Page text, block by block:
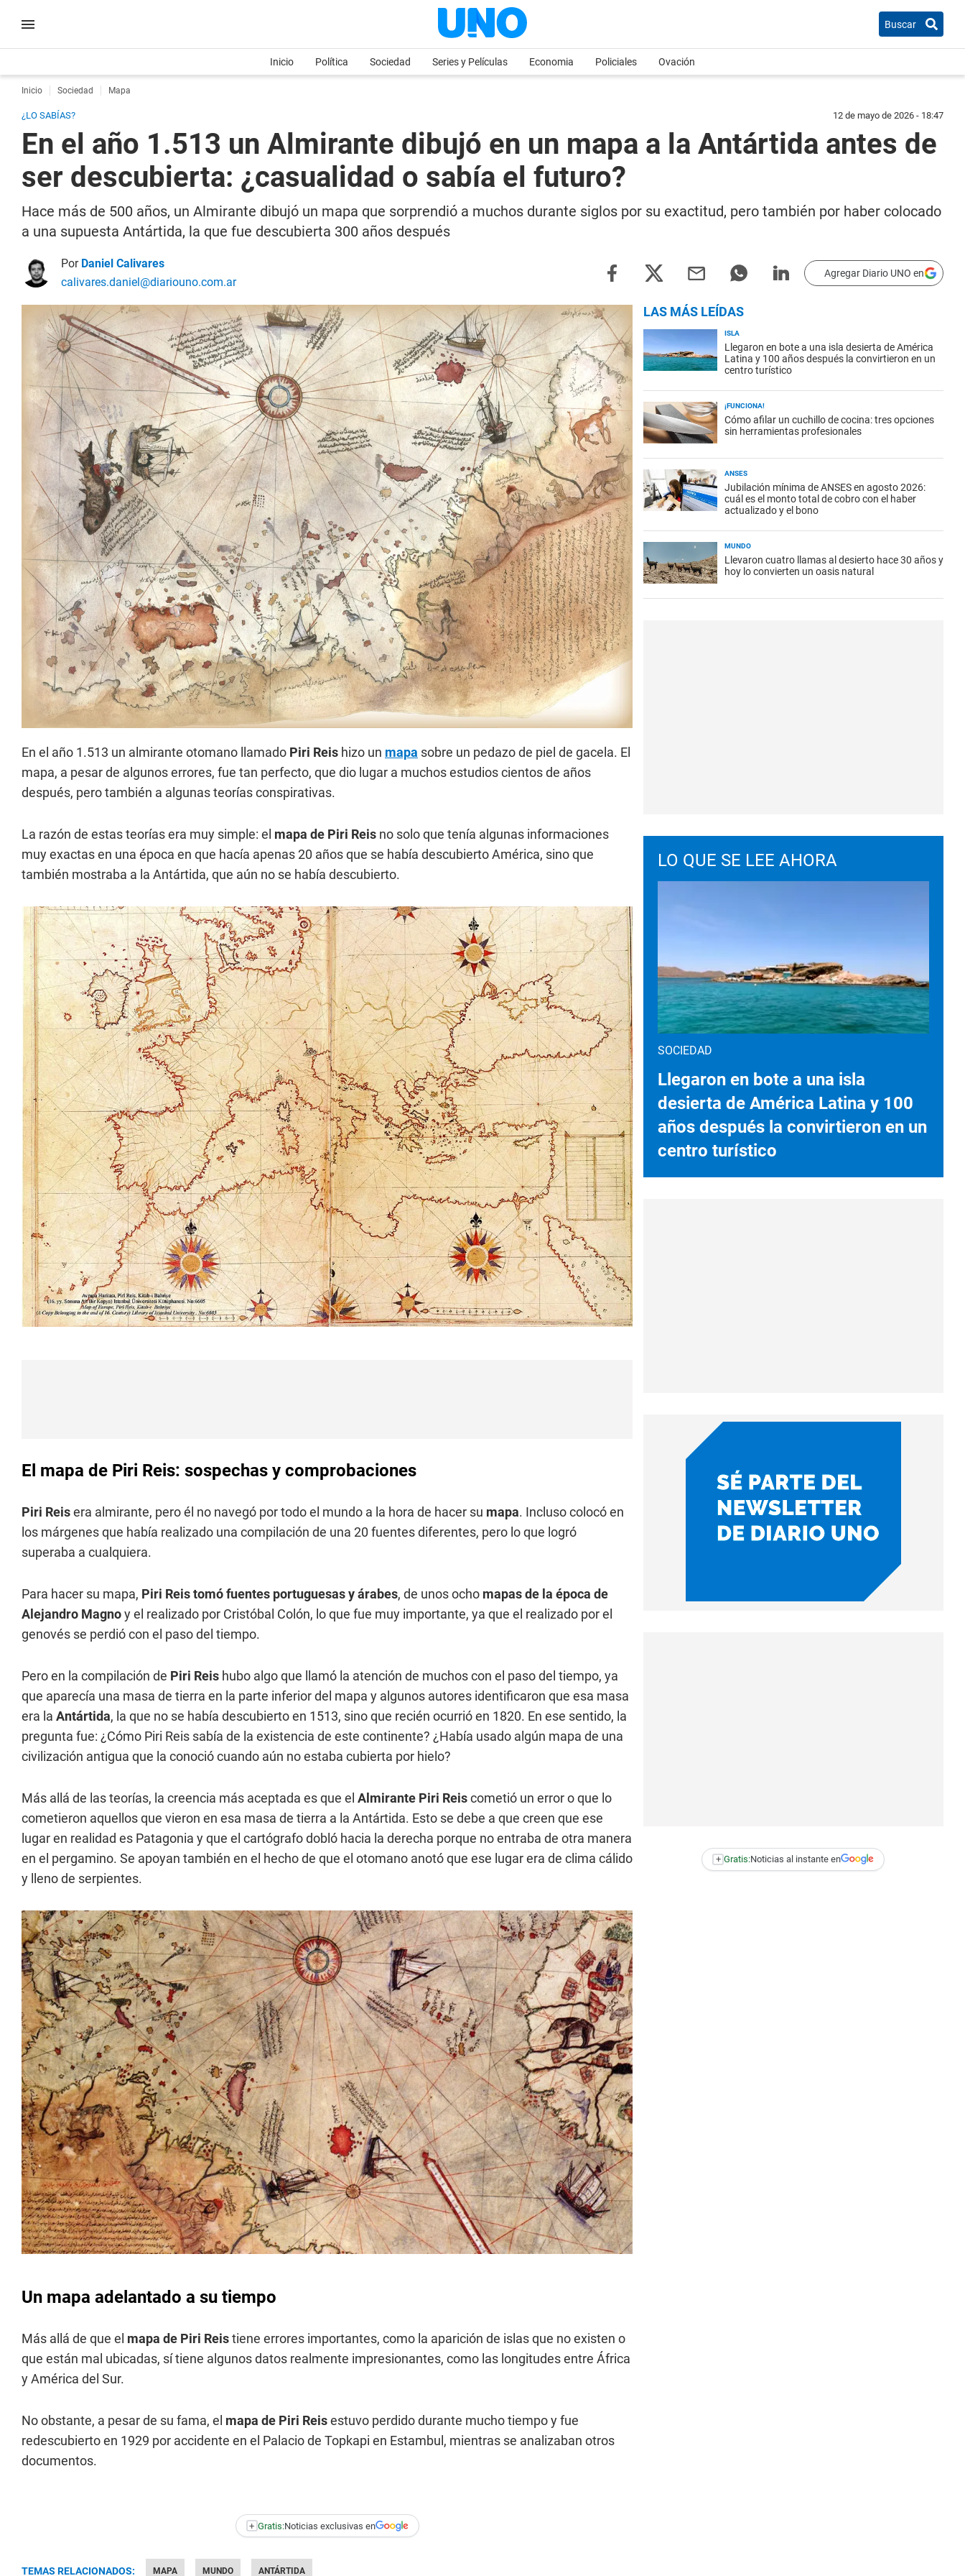
Buscar
Inicio Política Sociedad Series y Películas Economia Policiales Ovación
Inicio Sociedad Mapa
¿LO SABÍAS? 12 de mayo de 2026 - 18:47
En el año 1.513 un Almirante dibujó en un mapa a la Antártida antes de
ser descubierta: ¿casualidad o sabía el futuro?
Hace más de 500 años, un Almirante dibujó un mapa que sorprendió a muchos durante siglos por su exactitud, pero también por haber colocado
a una supuesta Antártida, la que fue descubierta 300 años después
Por Daniel Calivares
calivares.daniel@diariouno.com.ar
Agregar Diario UNO en
En el año 1.513 un almirante otomano llamado Piri Reis hizo un mapa sobre un pedazo de piel de gacela. El
mapa, a pesar de algunos errores, fue tan perfecto, que dio lugar a muchos estudios cientos de años
después, pero también a algunas teorías conspirativas.
La razón de estas teorías era muy simple: el mapa de Piri Reis no solo que tenía algunas informaciones
muy exactas en una época en que hacía apenas 20 años que se había descubierto América, sino que
también mostraba a la Antártida, que aún no se había descubierto.
El mapa de Piri Reis: sospechas y comprobaciones
Piri Reisera almirante, pero él no navegó por todo el mundo a la hora de hacer su mapa. Incluso colocó en
los márgenes que había realizado una compilación de una 20 fuentes diferentes, pero lo que logró
superaba a cualquiera.
Para hacer su mapa, Piri Reis tomó fuentes portuguesas y árabes, de unos ocho mapas de la época de
Alejandro Magnoy el realizado por Cristóbal Colón, lo que fue muy importante, ya que el realizado por el
genovés se perdió con el paso del tiempo.
Pero en la compilación de Piri Reis hubo algo que llamó la atención de muchos con el paso del tiempo, ya
que aparecía una masa de tierra en la parte inferior del mapa y algunos autores identificaron que esa masa
era la Antártida, la que no se había descubierto en 1513, sino que recién ocurrió en 1820. En ese sentido, la
pregunta fue: ¿Cómo Piri Reis sabía de la existencia de este continente? ¿Había usado algún mapa de una
civilización antigua que la conoció cuando aún no estaba cubierta por hielo?
Más allá de las teorías, la creencia más aceptada es que el Almirante Piri Reiscometió un error o que lo
cometieron aquellos que vieron en esa masa de tierra a la Antártida. Esto se debe a que creen que ese
lugar en realidad es Patagonia y que el cartógrafo dobló hacia la derecha porque no entraba de otra manera
en el pergamino. Se apoyan también en el hecho de que el otomano anotó que ese lugar era de clima cálido
y lleno de serpientes.
Un mapa adelantado a su tiempo
Más allá de que el mapa de Piri Reistiene errores importantes, como la aparición de islas que no existen o
que están mal ubicadas, sí tiene algunos datos realmente impresionantes, como las longitudes entre África
y América del Sur.
No obstante, a pesar de su fama, el mapa de Piri Reisestuvo perdido durante mucho tiempo y fue
redescubierto en 1929 por accidente en el Palacio de Topkapi en Estambul, mientras se analizaban otros
documentos.
+ Gratis:Noticias exclusivas en
TEMAS RELACIONADOS: MAPA MUNDO ANTÁRTIDA
LAS MÁS LEÍDAS
ISLA
Llegaron en bote a una isla desierta de América
Latina y 100 años después la convirtieron en un
centro turístico
¡FUNCIONA!
Cómo afilar un cuchillo de cocina: tres opciones
sin herramientas profesionales
ANSES
Jubilación mínima de ANSES en agosto 2026:
cuál es el monto total de cobro con el haber
actualizado y el bono
MUNDO
Llevaron cuatro llamas al desierto hace 30 años y
hoy lo convierten un oasis natural
LO QUE SE LEE AHORA
SOCIEDAD
Llegaron en bote a una isla
desierta de América Latina y 100
años después la convirtieron en un
centro turístico
+ Gratis:Noticias al instante en